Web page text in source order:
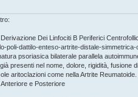
Dei Linfociti B Periferici
poli-dattilo-enteso-artrite-distale-
psoriasica bilaterale parallela
presenti nel nome, dolore, rigidità, fusione
aritoclazioni come nella Artrite Reumatoide.
e Posteriore